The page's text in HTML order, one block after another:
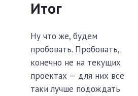
Итог
Ну что же, будем
пробовать. Пробовать,
конечно не на текущих
проектах — для них все
таки лучше подождать